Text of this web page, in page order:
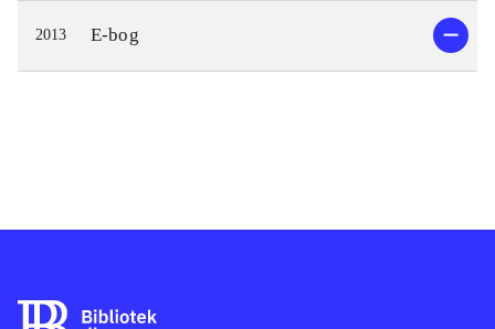
2013 E-bog